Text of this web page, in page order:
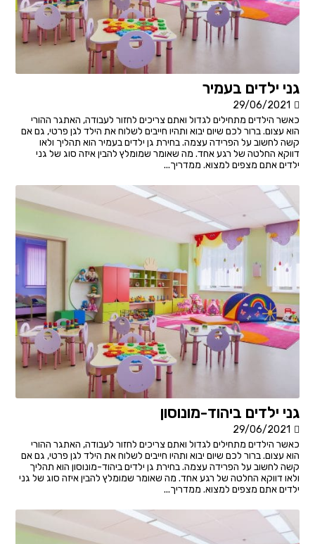
גני ילדים בעמיר
29/06/2021
כאשר הילדים מתחילים לגדול ואתם צריכים לחזור לעבודה, האתגר ההורי
הוא עצום. ברור לכם שיום יבוא ותהיו חייבים לשלוח את הילד לגן פרטי, גם אם
קשה לחשוב על הפרידה עצמה. בחירת גן ילדים בעמיר הוא תהליך ולאו
דווקא החלטה של רגע אחד. מה שאומר שמומלץ להבין איזה סוג של גני
ילדים אתם מצפים למצוא. ממדריך...
גני ילדים ביהוד-מונוסון
29/06/2021
כאשר הילדים מתחילים לגדול ואתם צריכים לחזור לעבודה, האתגר ההורי
הוא עצום. ברור לכם שיום יבוא ותהיו חייבים לשלוח את הילד לגן פרטי, גם אם
קשה לחשוב על הפרידה עצמה. בחירת גן ילדים ביהוד-מונוסון הוא תהליך
ולאו דווקא החלטה של רגע אחד. מה שאומר שמומלץ להבין איזה סוג של גני
ילדים אתם מצפים למצוא. ממדריך...